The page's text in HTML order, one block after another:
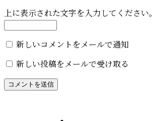
上に表示された文字を入力してください。
新しいコメントをメールで通知
新しい投稿をメールで受け取る